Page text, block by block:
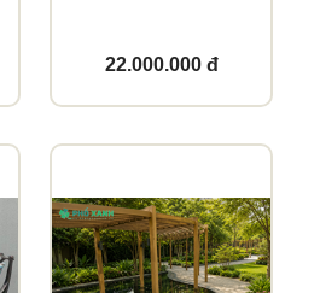
22.000.000 đ